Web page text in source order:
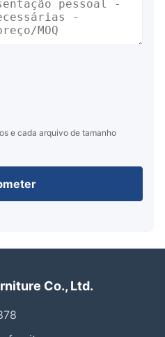
e cada arquivo de tamanho
Co., Ltd.